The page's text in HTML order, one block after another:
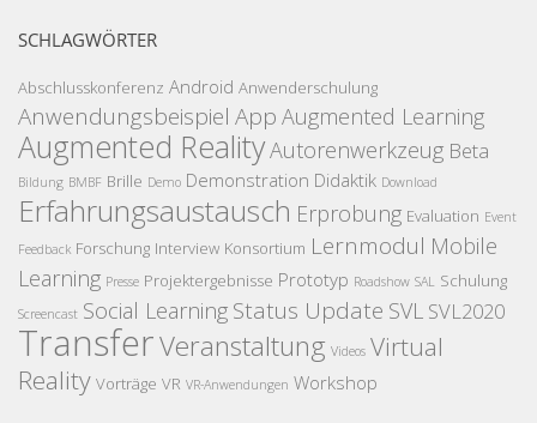
SCHLAGWÖRTER
Abschlusskonferenz Android Anwenderschulung
Anwendungsbeispiel App Augmented Learning
Augmented RealityAutorenwerkzeug Beta
Bildung BMBF Brille Demo Demonstration Didaktik Download
Erfahrungsaustausch Erprobung Evaluation Event
Feedback Forschung Interview Konsortium Lernmodul Mobile
Learning Presse Projektergebnisse Prototyp Roadshow SAL Schulung
Screencast Social Learning Status Update SVL SVL2020
TransferVeranstaltung Videos Virtual
Reality Vorträge VR VR-Anwendungen Workshop